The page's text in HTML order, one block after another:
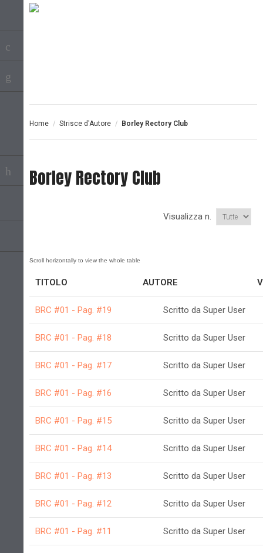
Home / Strisce d'Autore / Borley Rectory Club
Borley Rectory Club
Visualizza n.
TITOLO AUTORE
BRC #01 - Pag. #19 Scritto da Super User
BRC #01 - Pag. #18 Scritto da Super User
BRC #01 - Pag. #17 Scritto da Super User
BRC #01 - Pag. #16 Scritto da Super User
BRC #01 - Pag. #15 Scritto da Super User
BRC #01 - Pag. #14 Scritto da Super User
BRC #01 - Pag. #13 Scritto da Super User
BRC #01 - Pag. #12 Scritto da Super User
BRC #01 - Pag. #11 Scritto da Super User